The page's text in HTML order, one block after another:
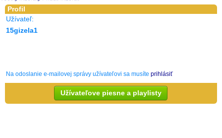
Profil
Užívateľ:
15gizela1
Na odoslanie e-mailovej správy užívateľovi sa musíte prihlásiť
Užívateľove piesne a playlisty